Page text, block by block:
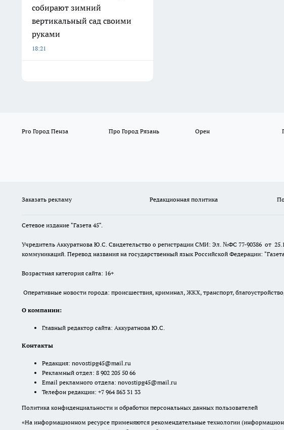
собирают зимний
вертикальный сад своими
руками
18:21
Pro Город Пенза Про Город Рязань Орен
Заказать рекламу Редакционная политика
Сетевое издание "Газета 45".
Учредитель Аккуратнова Ю.С. Свидетельство о регистрации СМИ: Эл. №ФС 77-90386 от
коммуникаций. Перевод названия на государственный язык Российской Федерации:
Возрастная категория сайта: 16+
Оперативные новости города: происшествия, криминал, ЖКХ, транспорт,
О компании:
Главный редактор сайта: Аккуратнова Ю.С.
Контакты
Редакция: novostipg45@mail.ru
Рекламный отдел: 8 902 205 50 66
Email рекламного отдела: novostipg45@mail.ru
Телефон редакции: +7 964 863 31 33
Политика конфиденциальности и обработки персональных данных пользователей
«На информационном ресурсе применяются рекомендательные технологии